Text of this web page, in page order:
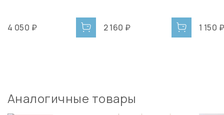
4 050 ₽ 2 160 ₽ 1 150
Аналогичные товары